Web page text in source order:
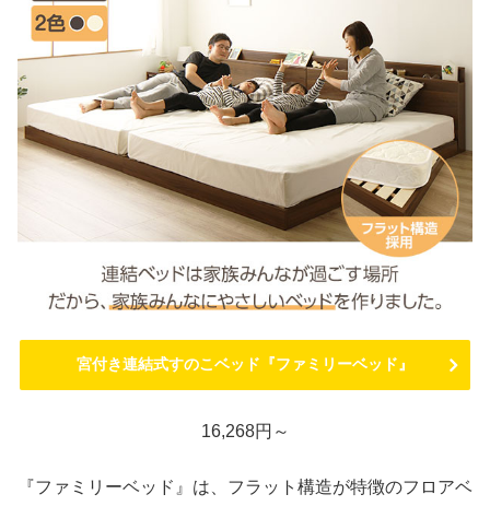
宮付き連結式すのこベッド『ファミリーベッド』
16,268円～
『ファミリーベッド』は、フラット構造が特徴のフロアベ